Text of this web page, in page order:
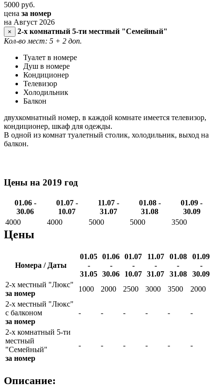
5000 руб.
цена за номер
на Август 2026
×
2-х комнатный 5-ти местный "Семейный"
Кол-во мест: 5 + 2 доп.
Туалет в номере
Душ в номере
Кондиционер
Телевизор
Холодильник
Балкон
двухкомнатный номер, в каждой комнате имеется телевизор,
кондиционер, шкаф для одежды.
В одной из комнат туалетный столик, холодильник, выход на
балкон.
Цены на 2019 год
01.06 -
30.06
01.07 -
10.07
11.07 -
31.07
01.08 -
31.08
01.09 -
30.09
4000
4000 5000 5000 3500
Цены
Номера / Даты
01.05
-
31.05
01.06
-
30.06
01.07
-
10.07
11.07
-
31.07
01.08
-
31.08
01.09
-
30.09
2-х местный "Люкс"
за номер
1000 2000 2500 3000 3500
2000
2-х местный "Люкс"
с балконом
за номер
- - - - - -
2-х комнатный 5-ти
местный
"Семейный"
за номер
- - - - - -
Описание: